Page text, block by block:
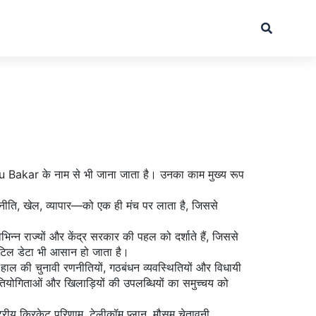
Bakar के नाम से भी जाना जाता है। उनका काम मुख्य रूप
खेल, व्यापार—को एक ही मंच पर लाता है, जिससे
राज्यों और केंद्र सरकार की पहल को दर्शाते हैं, जिससे
डेटा भी आसान हो जाता है।
की चुनावी रणनीतियों, गठबंधन व्यवस्थितियों और विधायी
और खिलाड़ियों की उपलब्धियों का समुच्चय को